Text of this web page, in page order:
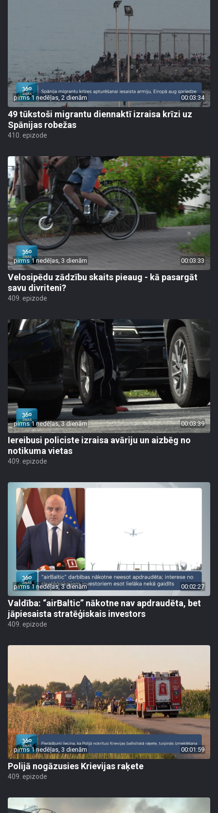
pirms 1 nedēļas, 2 dienām 00:03:34
49 tūkstoši migrantu diennaktī izraisa krīzi uz
Spānijas robežas
410. epizode
pirms 1 nedēļas, 3 dienām 00:03:33
Velosipēdu zādzību skaits pieaug - kā pasargāt
savu divriteni?
409. epizode
pirms 1 nedēļas, 3 dienām 00:03:39
Iereibusi policiste izraisa avāriju un aizbēg no
notikuma vietas
409. epizode
pirms 1 nedēļas, 3 dienām 00:02:27
Valdība: “airBaltic” nākotne nav apdraudēta, bet
jāpiesaista stratēģiskais investors
409. epizode
pirms 1 nedēļas, 3 dienām 00:01:59
Polijā nogāzusies Krievijas raķete
409. epizode